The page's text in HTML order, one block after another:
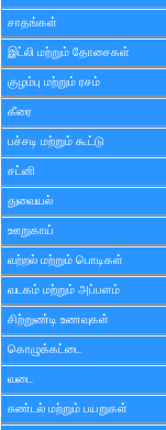
சாதங்கள்
இட்லி மற்றும் தோசைகள்
குழம்பு மற்றும் ரசம்
கீரை
பச்சடி மற்றும் கூட்டு
சட்னி
துவையல்
ஊறுகாய்
வற்றல் மற்றும் பொடிகள்
வடகம் மற்றும் அப்பளம்
சிற்றுண்டி உணவுகள்
கொழுக்கட்டை
வடை
சுண்டல் மற்றும் பயறுகள்